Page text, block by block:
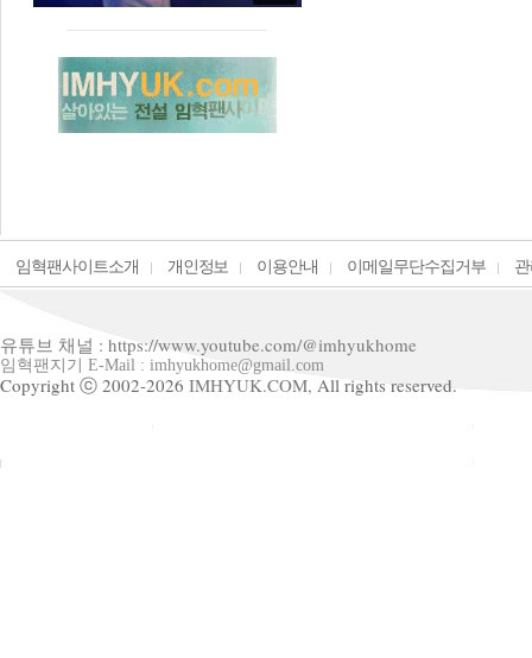
임혁팬사이트소개 개인정보 이용안내 이메일무단수집거부
유튜브 채널 : https://www.youtube.com/@imhyukhome
임혁팬지기 E-Mail : imhyukhome@gmail.com
Copyright ⓒ 2002-2026 IMHYUK.COM, All rights reserved.